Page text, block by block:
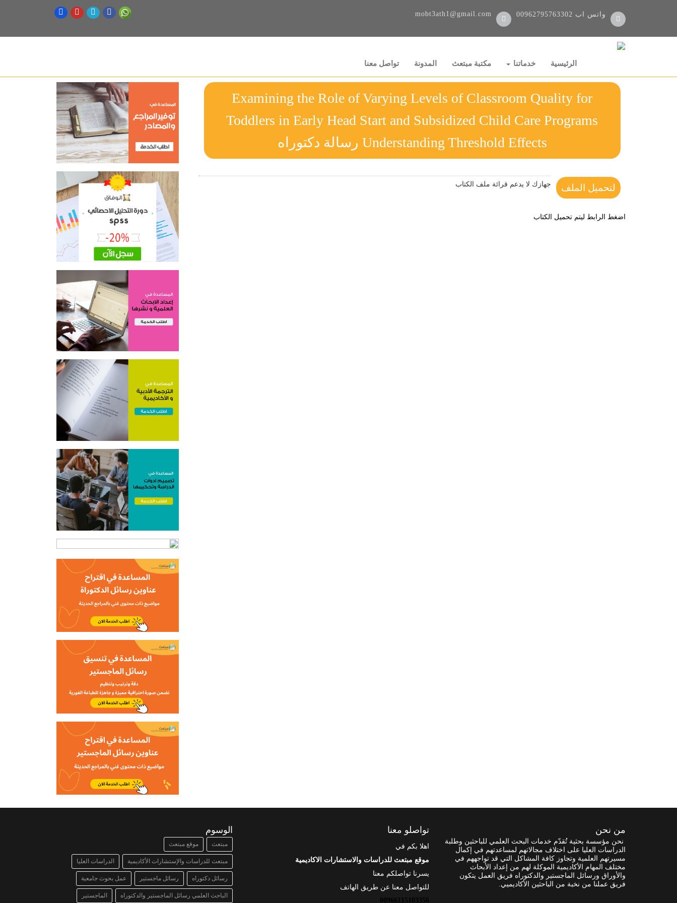
00962795763302 واتس اب mobt3ath1@gmail.com
الرئيسية خدماتنا مكتبة مبتعث المدونة تواصل معنا
Examining the Role of Varying Levels of Classroom Quality for
Toddlers in Early Head Start and Subsidized Child Care Programs
Understanding Threshold Effects رسالة دكتوراه
لتحميل الملف جهازك لا يدعم قرائة ملف الكتاب
اضغط الرابط ليتم تحميل الكتاب
من نحن
نحن مؤسسة بحثية تُقدّم خدمات البحث العلمي للباحثين وطلبة
الدراسات العليا على اختلاف مجالاتهم لمساعدتهم في إكمال
مسيرتهم العلمية وتجاوز كافة المشاكل التي قد تواجههم في
مختلف المهام الأكاديمية الموكلة لهم من إعداد الأبحاث
والأوراق ورسائل الماجستير والدكتوراه فريق العمل يتكون
فريق عملنا من نخبة من الباحثين الأكاديميي.
تواصلو معنا
اهلا بكم في
موقع مبتعث للدراسات والاستشارات الاكاديمية
يسرنا تواصلكم معنا
للتواصل معنا عن طريق الهاتف
00966115103356
الوسوم
مبتعث موقع مبتعث
مبتعث للدراسات والإستشارات الأكاديمية الدراسات العليا
رسائل دكتوراه رسائل ماجستير عمل بحوث جامعية
الباحث العلمي رسائل الماجستير والدكتوراه الماجستير